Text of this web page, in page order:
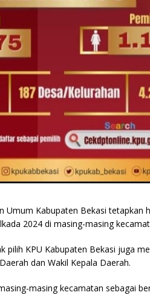
Umum Kabupaten Bekasi tetapkan
2024 di masing-masing
pilih KPU Kabupaten Bekasi juga
dan Wakil Kepala Daerah.
masing kecamatan sebagai